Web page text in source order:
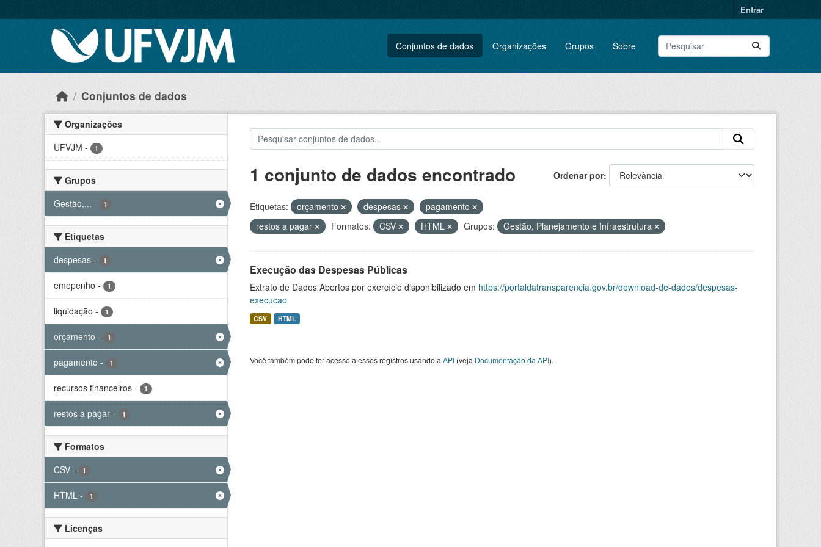
Entrar
Conjuntos de dados Organizações Grupos Sobre
Conjuntos de dados
Organizações
UFVJM - 1
Grupos
Gestão,... - 1
Etiquetas
despesas - 1
emepenho - 1
liquidação - 1
orçamento - 1
pagamento - 1
recursos financeiros - 1
restos a pagar - 1
Formatos
CSV - 1
HTML - 1
Licenças
Ordenar por
1 conjunto de dados encontrado
Etiquetas: orçamento despesas
pagamento
restos a pagar
Formatos: CSV HTML Grupos: Gestão, Planejamento e Infraestrutura
Execução das Despesas Públicas
Extrato de Dados Abertos por exercício disponibilizado em https://portaldatransparencia.gov.br/download-de-dados/despesas-
execucao
CSV HTML
Você também pode ter acesso a esses registros usando a API(veja Documentação da API).